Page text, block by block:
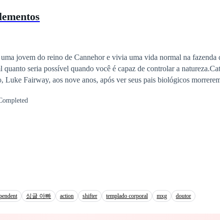
James Ashlem para ser treinado como caçador. No passar dos
Com o auxílio dos seus alunos Ashlem vai fazer de tudo para
Makoyer - Caçador do primeiro nível.
jovem do reino de Cannehor e vivia uma vida normal na fazenda
seria possível quando você é capaz de controlar a
Luke Fairway, aos nove anos, após ver seus pais biológicos
nunca soube de onde viera. Tudo o que sabia sobre sua antiga vida
Seria possível que a história de alguém tão jovem poderia
de derrotar todos que a ameaçavam. Não importava o quanto isso a
acontecera há tantos anos."O passado pode ser assustador, minha
싱글 아빠 action shifter templado corporal mxg doutor